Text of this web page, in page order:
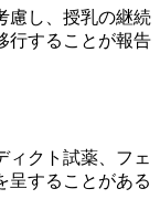
慮し、授乳の継続
行することが報告
クト試薬、フェ
呈することがある